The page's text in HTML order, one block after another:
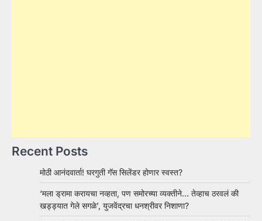
Recent Posts
मोठी आनंदवार्ता! घरगुती गॅस सिलेंडर होणार स्वस्त?
‘मला ड्रामा करायचा नव्हता, पण समोरच्या व्यक्तीने… तेव्हाच ठरवलं की
खड्ड्यात गेले सगळे’, युजवेंद्रचा धनश्रीवर निशाणा?